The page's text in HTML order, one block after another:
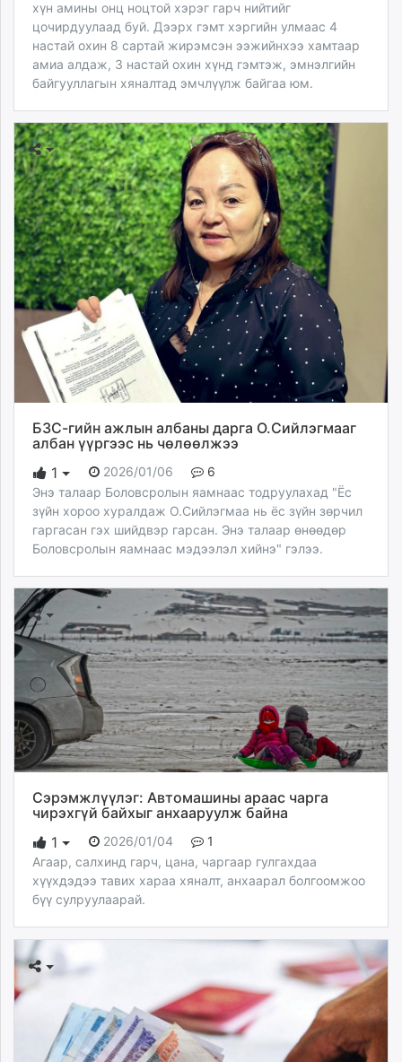
хүн амины онц ноцтой хэрэг гарч нийтийг
цочирдуулаад буй. Дээрх гэмт хэргийн улмаас 4
настай охин 8 сартай жирэмсэн ээжийнхээ хамтаар
амиа алдаж, 3 настай охин хүнд гэмтэж, эмнэлгийн
байгууллагын хяналтад эмчлүүлж байгаа юм.
БЗС-гийн ажлын албаны дарга О.Сийлэгмааг
албан үүргээс нь чөлөөлжээ
1
2026/01/06
6
Энэ талаар Боловсролын яамнаас тодруулахад "Ёс
зүйн хороо хуралдаж О.Сийлэгмаа нь ёс зүйн зөрчил
гаргасан гэх шийдвэр гарсан. Энэ талаар өнөөдөр
Боловсролын яамнаас мэдээлэл хийнэ" гэлээ.
Сэрэмжлүүлэг: Автомашины араас чарга
чирэхгүй байхыг анхааруулж байна
1
2026/01/04
1
Агаар, салхинд гарч, цана, чаргаар гулгахдаа
хүүхдэдээ тавих хараа хяналт, анхаарал болгоомжоо
бүү сулруулаарай.